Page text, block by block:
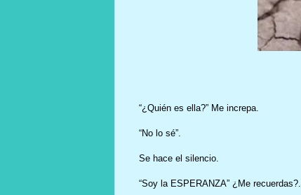
“¿Quién es ella?” Me increpa.
“No lo sé”.
Se hace el silencio.
“Soy la ESPERANZA” ¿Me recuerdas?.